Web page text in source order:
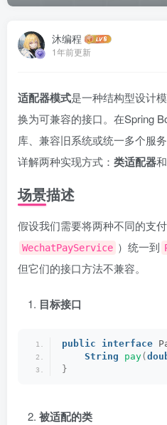
沐编程
1年前更新
适配器模式是一种结构型设计
换为可兼容的接口。在Spring
库、兼容旧系统或统一多个服
详解两种实现方式： 类适配器和
场景描述
假设我们需要将两种不同的支
WechatPayService ）统一到
但它们的接口方法不兼容。
目标接口
public interface
String
pay(
}
被适配的类